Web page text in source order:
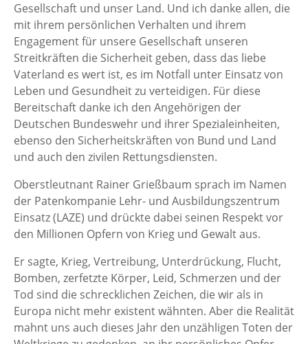
Gesellschaft und unser Land. Und ich danke allen, die
mit ihrem persönlichen Verhalten und ihrem
Engagement für unsere Gesellschaft unseren
Streitkräften die Sicherheit geben, dass das liebe
Vaterland es wert ist, es im Notfall unter Einsatz von
Leben und Gesundheit zu verteidigen. Für diese
Bereitschaft danke ich den Angehörigen der
Deutschen Bundeswehr und ihrer Spezialeinheiten,
ebenso den Sicherheitskräften von Bund und Land
und auch den zivilen Rettungsdiensten.
Oberstleutnant Rainer Grießbaum sprach im Namen
der Patenkompanie Lehr- und Ausbildungszentrum
Einsatz (LAZE) und drückte dabei seinen Respekt vor
den Millionen Opfern von Krieg und Gewalt aus.
Er sagte, Krieg, Vertreibung, Unterdrückung, Flucht,
Bomben, zerfetzte Körper, Leid, Schmerzen und der
Tod sind die schrecklichen Zeichen, die wir als in
Europa nicht mehr existent wähnten. Aber die Realität
mahnt uns auch dieses Jahr den unzähligen Toten der